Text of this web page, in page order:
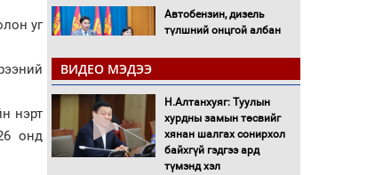
уг
нэрт
онд
Автобензин, дизель
түлшний онцгой албан
Санхүүгийн хэмнэлтийн
горимд эрүүл мэндийн
салбар хамаарахгүй
Нөөцийн махны
ВИДЕО МЭДЭЭ
Н.Алтанхуяг: Туулын
хурдны замын төсвийг
хянан шалгах сонирхол
байхгүй гэдгээ ард
түмэнд хэл